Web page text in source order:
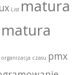
List matura
matura
organizacja czasu pmx